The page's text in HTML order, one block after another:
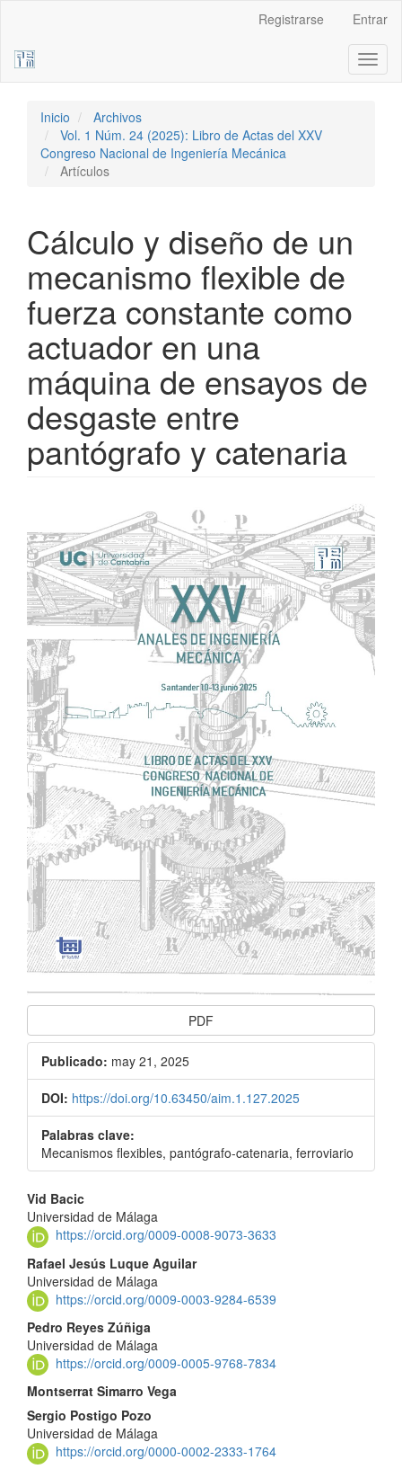
Barra
Registrarse Entrar
Inicio
Archivos
Vol. 1 Núm. 24 (2025): Libro de Actas del XXV
Congreso Nacional de Ingeniería Mecánica
Artículos
Cálculo y diseño de un
mecanismo flexible de
fuerza constante como
actuador en una
máquina de ensayos de
desgaste entre
pantógrafo y catenaria
lateral
del
artículo
PDF
Publicado: may 21, 2025
DOI: https://doi.org/10.63450/aim.1.127.2025
Palabras clave:
Mecanismos flexibles, pantógrafo-catenaria, ferroviario
Contenido
principal
del
artículo
Vid Bacic
Universidad de Málaga
https://orcid.org/0009-0008-9073-3633
Rafael Jesús Luque Aguilar
Universidad de Málaga
https://orcid.org/0009-0003-9284-6539
Pedro Reyes Zúñiga
Universidad de Málaga
https://orcid.org/0009-0005-9768-7834
Montserrat Simarro Vega
Sergio Postigo Pozo
Universidad de Málaga
https://orcid.org/0000-0002-2333-1764